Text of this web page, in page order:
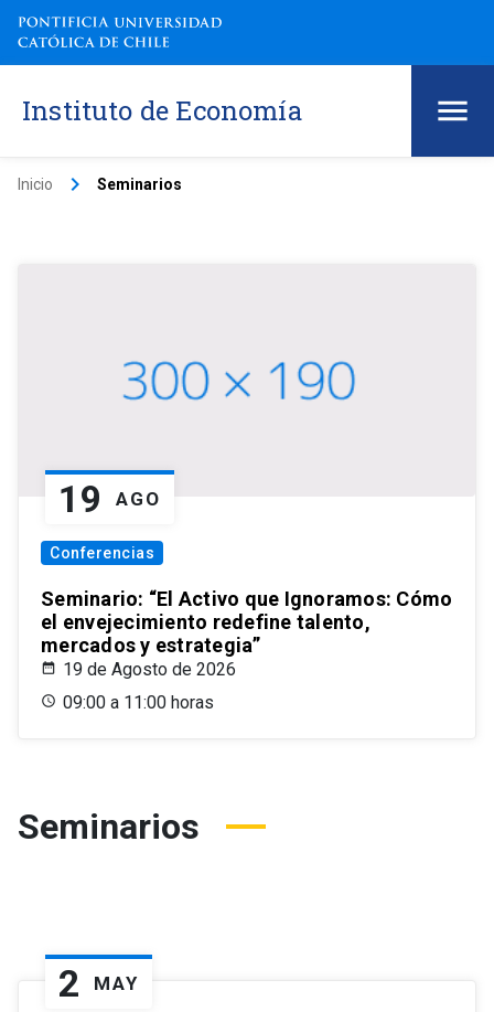
Instituto de Economía
Inicio keyboard_arrow_right Seminarios
19 AGO
Conferencias
Seminario: “El Activo que Ignoramos: Cómo
el envejecimiento redefine talento,
mercados y estrategia”
19 de Agosto de 2026
09:00 a 11:00 horas
Seminarios
2 MAY